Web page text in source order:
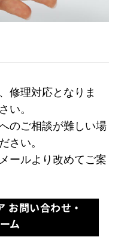
修理対応となりま
い。
のご相談が難しい場
さい。
ールより改めてご案
お問い合わせ・
ム